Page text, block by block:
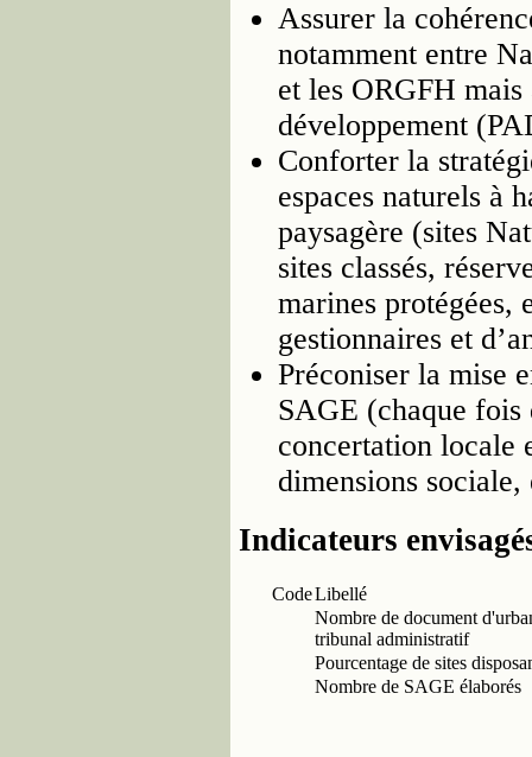
Assurer la
notamment entre
et les ORGFH mais
développement
Conforter la
espaces naturels à
paysagère (sites
sites classés,
marines protégées,
gestionnaires et
Préconiser la mise
SAGE (chaque
concertation locale
dimensions
Indicateurs
CodeLibellé
Nombre de document
tribunal administratif
Pourcentage de sites
Nombre de SAGE élaborés